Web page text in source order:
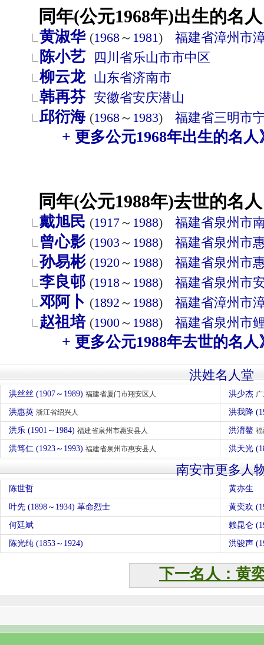
同年(公元1968年)出生的名
黄淑华 (1968～ 1981) 福建省漳州市
陈小艺 四川省乐山市市中区
柳云龙 山东省济南市
韩再芬 安徽省安庆潜山
邱衍海 (1968～ 1983) 福建省三明市
+ 更多公元1968年出生的名人
同年(公元1988年)去世的名
戴旭民 (1917～ 1988) 福建省泉州市
曾心影 (1903 ～ 1988) 福建省泉州市
孙易彬 (1920～ 1988) 福建省泉州市
李良邨 (1918～ 1988) 福建省泉州市
邓阿卜 (1892 ～ 1988) 福建省漳州市
赵祖培 (1900～ 1988) 福建省泉州市
+ 更多公元1988年去世的名人
洪姓名人堂
洪丝丝 (1907～1989) 福建省厦门市翔安区人 洪少杰
洪惠英 浙江省绍兴人 洪我降
洪乐 (1901～1984) 福建省泉州市惠安县人 洪淯鳌
洪笃仁 (1923～1993) 福建省泉州市惠安县人 洪天光
南安市更多人
陈世哲 黄亦生
叶先 (1898～1934) 革命烈士 黄奕欢
何廷斌 赖昆仑
陈光纯 (1853～1924) 洪骏声
下一名人：黄